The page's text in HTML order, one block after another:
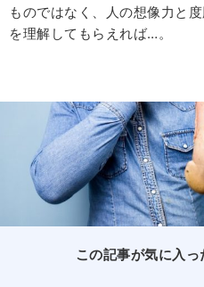
ものではなく、人の想像力と
を理解してもらえれば…。
この記事が気に入